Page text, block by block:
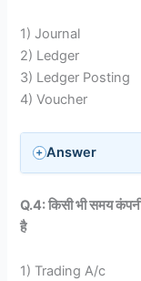
1) Journal
2) Ledger
3) Ledger Posting
4) Voucher
Answer
Q.4: किसी भी समय कंपनी
है
1) Trading A/c